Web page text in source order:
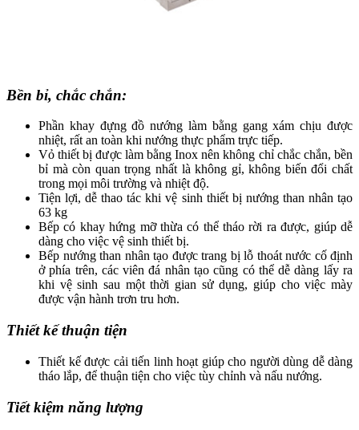
Bền bỉ, chắc chắn:
Phần khay đựng đồ nướng làm bằng gang xám chịu được
nhiệt, rất an toàn khi nướng thực phẩm trực tiếp.
Vỏ thiết bị được làm bằng Inox nên không chỉ chắc chắn, bền
bỉ mà còn quan trọng nhất là không gỉ, không biến đổi chất
trong mọi môi trường và nhiệt độ.
Tiện lợi, dễ thao tác khi vệ sinh thiết bị nướng than nhân tạo
63 kg
Bếp có khay hứng mỡ thừa có thể tháo rời ra được, giúp dễ
dàng cho việc vệ sinh thiết bị.
Bếp nướng than nhân tạo được trang bị lỗ thoát nước cố định
ở phía trên, các viên đá nhân tạo cũng có thể dễ dàng lấy ra
khi vệ sinh sau một thời gian sử dụng, giúp cho việc mày
được vận hành trơn tru hơn.
Thiết kế thuận tiện
Thiết kế được cải tiến linh hoạt giúp cho người dùng dễ dàng
tháo lắp, để thuận tiện cho việc tùy chỉnh và nấu nướng.
Tiết kiệm năng lượng